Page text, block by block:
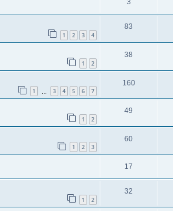
3
1 2 3 4
83
1 2
38
1 3 4 5 6 7
160
1 2
49
1 2 3
60
17
1 2
32